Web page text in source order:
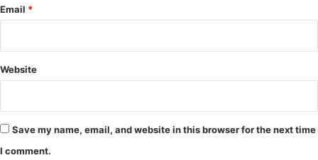
Email *
Website
Save my name, email, and website in this browser for the next time
I comment.